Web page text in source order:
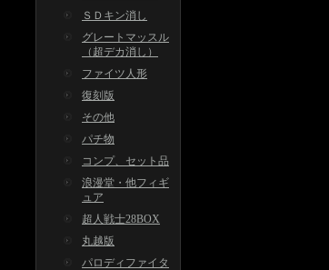
ＳＤキン消し
グレートマッスル
（超デカ消し）
ファイツ人形
復刻版
その他
パチ物
コンプ、セット品
浪漫堂・他フィギ
ュア
超人戦士28BOX
丸越版
パロディファイタ